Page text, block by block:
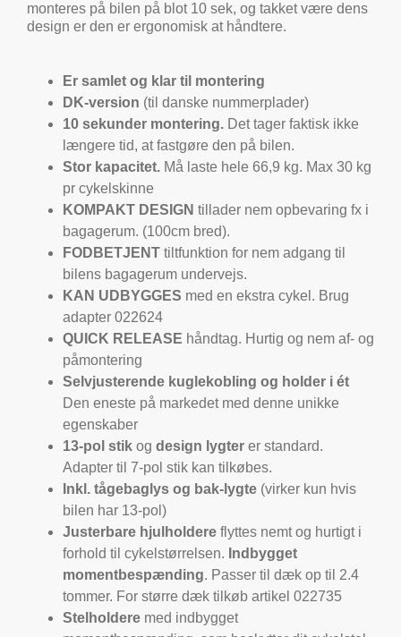
monteres på bilen på blot 10 sek, og takket være dens
design er den er ergonomisk at håndtere.
Er samlet og klar til montering
DK-version (til danske nummerplader)
10 sekunder montering. Det tager faktisk ikke
længere tid, at fastgøre den på bilen.
Stor kapacitet. Må laste hele 66,9 kg. Max 30 kg
pr cykelskinne
KOMPAKT DESIGN tillader nem opbevaring fx i
bagagerum. (100cm bred).
FODBETJENT tiltfunktion for nem adgang til
bilens bagagerum undervejs.
KAN UDBYGGES med en ekstra cykel. Brug
adapter 022624
QUICK RELEASE håndtag. Hurtig og nem af- og
påmontering
Selvjusterende kuglekobling og holder i ét
Den eneste på markedet med denne unikke
egenskaber
13-pol stik og design lygter er standard.
Adapter til 7-pol stik kan tilkøbes.
Inkl. tågebaglys og bak-lygte (virker kun hvis
bilen har 13-pol)
Justerbare hjulholdere flyttes nemt og hurtigt i
forhold til cykelstørrelsen. Indbygget
momentbespænding. Passer til dæk op til 2.4
tommer. For større dæk tilkøb artikel 022735
Stelholdere med indbygget